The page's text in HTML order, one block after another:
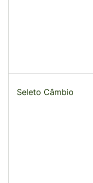
Seleto Câmbio